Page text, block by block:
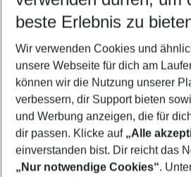
5-8 Nächte
2 Erwachsene Keine Kinder
Mehr Filter
beste Erlebnis zu
Wir verwenden Cookies und
unsere Webseite für dich am
können wir die Nutzung unserer
verbessern, dir Support bieten
und Werbung anzeigen, die für
dir passen. Klicke auf „Alle
einverstanden bist. Dir reicht das
„Nur notwendige Cookies“.